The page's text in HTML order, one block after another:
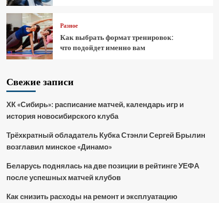
Разное
Как выбрать формат тренировок:
что подойдет именно вам
Свежие записи
ХК «Сибирь»: расписание матчей, календарь игр и
история новосибирского клуба
Трёхкратный обладатель Кубка Стэнли Сергей Брылин
возглавил минское «Динамо»
Беларусь поднялась на две позиции в рейтинге УЕФА
после успешных матчей клубов
Как снизить расходы на ремонт и эксплуатацию